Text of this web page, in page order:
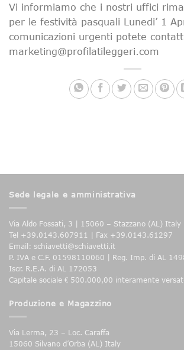
Vi informiamo che i nostri uffici
per le festività pasquali Lunedi’ 1
comunicazioni urgenti potete
marketing@profilatileggeri.com
Sede legale e amministrativa
Via Aldo Fossati, 3 | 15060 – Stazzano (AL) Italy
Tel +39.0143.607911 | Fax +39.0143.61297
Email: schiavetti@schiavetti.it
P. IVA e C.F. 01598110060 | Reg. Imp. di AL
Iscr. R.E.A. di AL 172053
Capitale sociale € 500.000,00 interamente
Produzione e Magazzino
Via Lerma, 23 – Loc. Caraffa
15060 Silvano d’Orba (AL) Italy